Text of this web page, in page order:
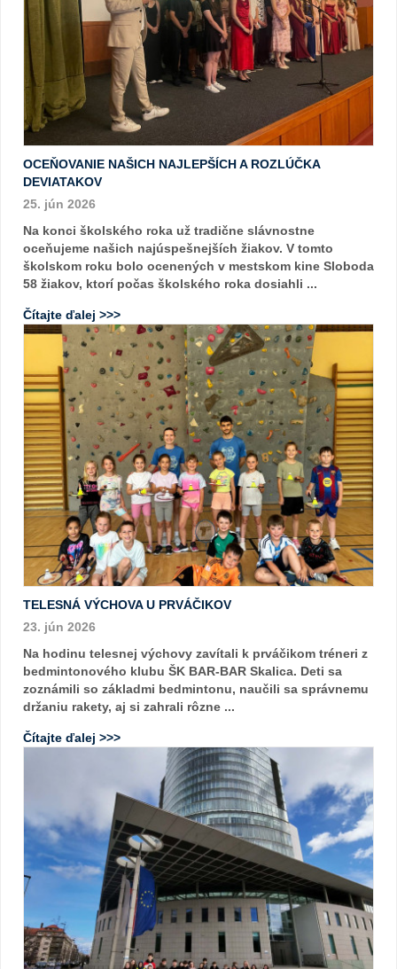
OCEŇOVANIE NAŠICH NAJLEPŠÍCH A ROZLÚČKA
DEVIATAKOV
25. jún 2026
Na konci školského roka už tradične slávnostne
oceňujeme našich najúspešnejších žiakov. V tomto
školskom roku bolo ocenených v mestskom kine Sloboda
58 žiakov, ktorí počas školského roka dosiahli ...
Čítajte ďalej >>>
TELESNÁ VÝCHOVA U PRVÁČIKOV
23. jún 2026
Na hodinu telesnej výchovy zavítali k prváčikom tréneri z
bedmintonového klubu ŠK BAR-BAR Skalica. Deti sa
zoznámili so základmi bedmintonu, naučili sa správnemu
držaniu rakety, aj si zahrali rôzne ...
Čítajte ďalej >>>